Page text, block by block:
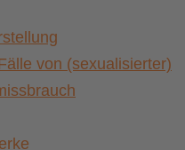
von (sexualisierter)